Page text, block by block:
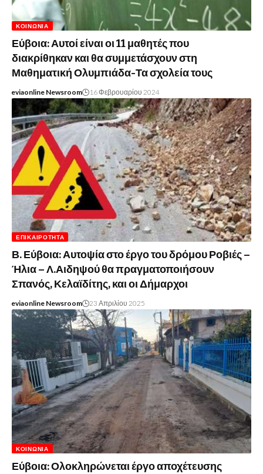
ΚΟΙΝΩΝΊΑ
Εύβοια: Αυτοί είναι οι 11 μαθητές που
διακρίθηκαν και θα συμμετάσχουν στη
Μαθηματική Ολυμπιάδα-Τα σχολεία τους
eviaonline Newsroom 16 Φεβρουαρίου 2024
ΕΠΙΚΑΙΡΌΤΗΤΑ
Β. Εύβοια: Αυτοψία στο έργο του δρόμου Ροβιές –
Ήλια – Λ.Αιδηψού θα πραγματοποιήσουν
Σπανός, Κελαϊδίτης, και οι Δήμαρχοι
eviaonline Newsroom 23 Απριλίου 2025
ΚΟΙΝΩΝΊΑ
Εύβοια: Ολοκληρώνεται έργο αποχέτευσης